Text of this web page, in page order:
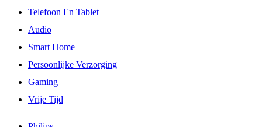
Telefoon En Tablet
Audio
Smart Home
Persoonlijke Verzorging
Gaming
Vrije Tijd